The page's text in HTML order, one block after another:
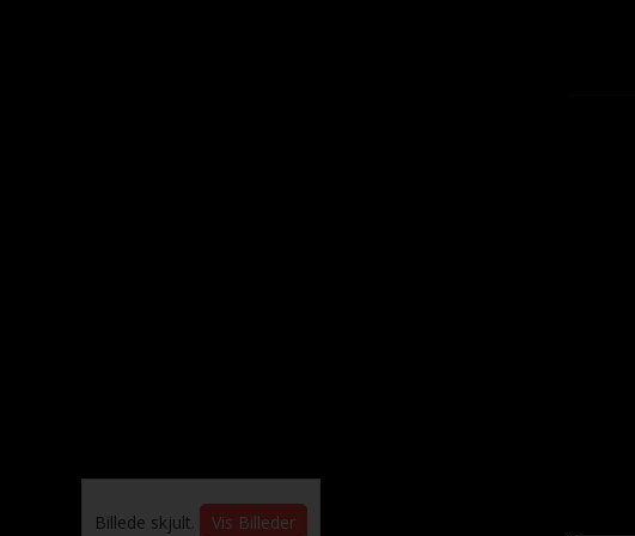
Billede skjult. Vis Billeder